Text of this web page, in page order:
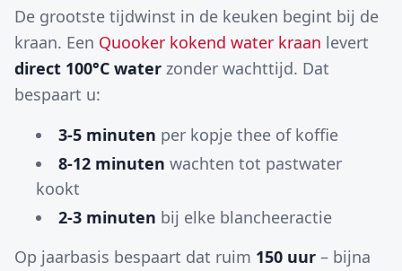
De grootste tijdwinst in de keuken begint bij de
kraan. Een Quooker kokend water kraan levert
direct 100°C water zonder wachttijd. Dat
bespaart u:
3-5 minuten per kopje thee of koffie
8-12 minuten wachten tot pastwater
kookt
2-3 minuten bij elke blancheeractie
Op jaarbasis bespaart dat ruim 150 uur – bijna